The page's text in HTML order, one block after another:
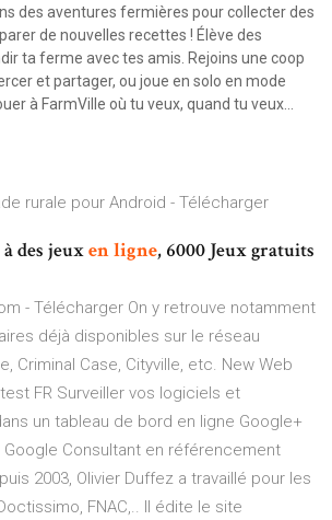
des aventures fermières pour collecter des
de nouvelles recettes ! Élève des
ta ferme avec tes amis. Rejoins une coop
et partager, ou joue en solo en mode
à FarmVille où tu veux, quand tu veux…
rurale pour Android - Télécharger
des jeuxenligne, 6000 Jeux gratuits
- Télécharger On y retrouve notamment
déjà disponibles sur le réseau
Criminal Case, Cityville, etc. New Web
FR Surveiller vos logiciels et
un tableau de bord en ligne Google+
Consultant en référencement
2003, Olivier Duffez a travaillé pour les
FNAC,.. Il édite le site